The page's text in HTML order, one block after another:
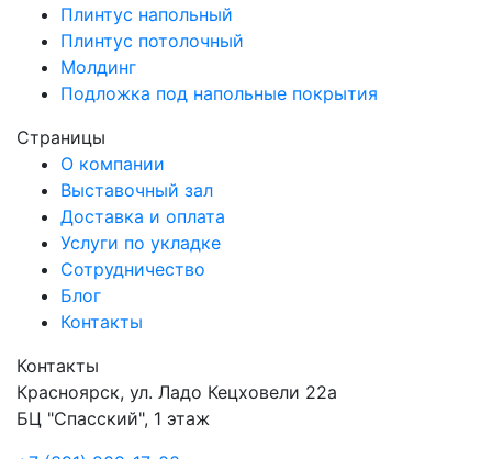
Плинтус напольный
Плинтус потолочный
Молдинг
Подложка под напольные покрытия
Страницы
О компании
Выставочный зал
Доставка и оплата
Услуги по укладке
Сотрудничество
Блог
Контакты
Контакты
Красноярск, ул. Ладо Кецховели 22а
БЦ "Спасский", 1 этаж